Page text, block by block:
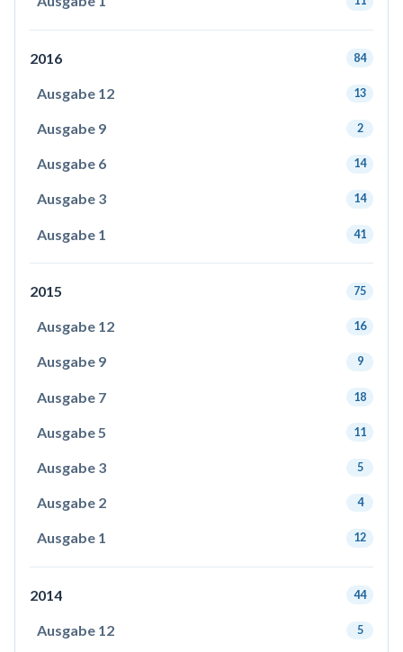
2016 84
Ausgabe 12 13
Ausgabe 9 2
Ausgabe 6 14
Ausgabe 3 14
Ausgabe 1 41
2015 75
Ausgabe 12 16
Ausgabe 9 9
Ausgabe 7 18
Ausgabe 5 11
Ausgabe 3 5
Ausgabe 2 4
Ausgabe 1 12
2014 44
Ausgabe 12 5